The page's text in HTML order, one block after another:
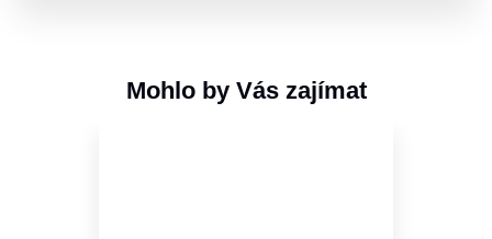
Mohlo by Vás zajímat